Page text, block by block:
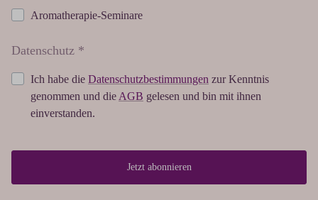
Aromatherapie-Seminare
Datenschutz *
Ich habe die Datenschutzbestimmungen zur Kenntnis
genommen und die AGB gelesen und bin mit ihnen
einverstanden.
Jetzt abonnieren